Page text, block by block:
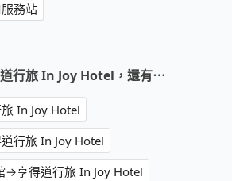
務站
行旅 In Joy Hotel，還有⋯
In Joy Hotel
行旅 In Joy Hotel
→享得道行旅 In Joy Hotel